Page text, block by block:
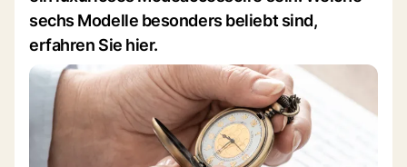
sechs Modelle besonders beliebt sind,
erfahren Sie hier.